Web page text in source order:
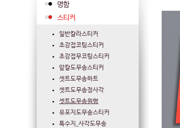
명함
스티커
일반칼라스티커
초강접코팅스티커
초강접무코팅스티커
앞칼도무송스티커
셋트도무송하트
셋트도무송정사각
셋트도무송원형
유포지도무송스티커
특수지_사각도무송